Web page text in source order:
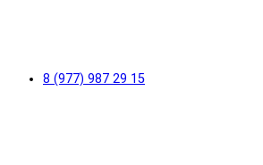
8 (977) 987 29 15